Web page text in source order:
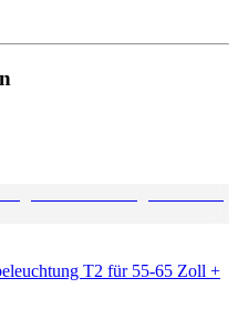
T2 für 55-65 Zoll +